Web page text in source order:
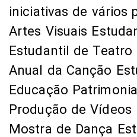
iniciativas de vários
Artes Visuais
Estudantil de Teatro
Anual da Canção
Educação
Produção de Vídeos
Mostra de Dança